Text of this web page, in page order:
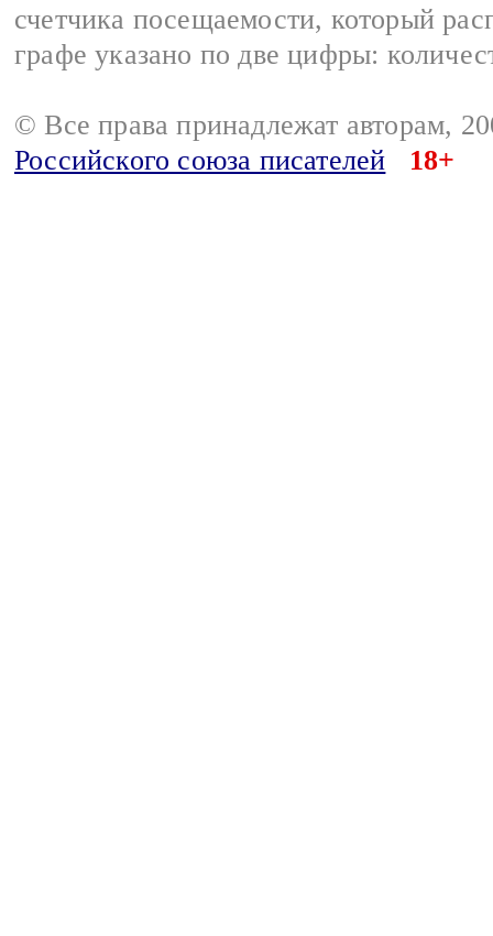
счетчика посещаемости, который
графе указано по две цифры:
© Все права принадлежат авторам,
Российского союза писателей
18+